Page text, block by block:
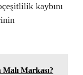
kaybını
Markası?